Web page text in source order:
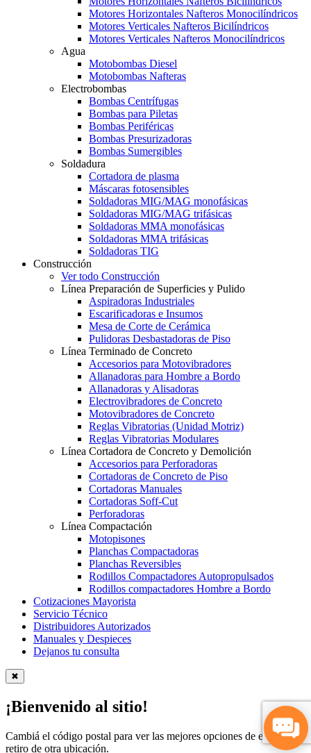
Motores Horizontales Nafteros Monocilíndricos
Motores Verticales Nafteros Bicilíndricos
Motores Verticales Nafteros Monocilíndricos
Agua
Motobombas Diesel
Motobombas Nafteras
Electrobombas
Bombas Centrífugas
Bombas para Piletas
Bombas Periféricas
Bombas Presurizadoras
Bombas Sumergibles
Soldadura
Cortadora de plasma
Máscaras fotosensibles
Soldadoras MIG/MAG monofásicas
Soldadoras MIG/MAG trifásicas
Soldadoras MMA monofásicas
Soldadoras MMA trifásicas
Soldadoras TIG
Construcción
Ver todo Construcción
Línea Preparación de Superficies y Pulido
Aspiradoras Industriales
Escarificadoras e Insumos
Mesa de Corte de Cerámica
Pulidoras Desbastadoras de Piso
Línea Terminado de Concreto
Accesorios para Motovibradores
Allanadoras para Hombre a Bordo
Allanadoras y Alisadoras
Electrovibradores de Concreto
Motovibradores de Concreto
Reglas Vibratorias (Unidad Motriz)
Reglas Vibratorias Modulares
Línea Cortadora de Concreto y Demolición
Accesorios para Perforadoras
Cortadoras de Concreto de Piso
Cortadoras Manuales
Cortadoras Soff-Cut
Perforadoras
Línea Compactación
Motopisones
Planchas Compactadoras
Planchas Reversibles
Rodillos Compactadores Autopropulsados
Rodillos compactadores Hombre a Bordo
Cotizaciones Mayorista
Servicio Técnico
Distribuidores Autorizados
Manuales y Despieces
Dejanos tu consulta
✖
¡Bienvenido al sitio!
Cambiá el código postal para ver las mejores opciones de envío y
retiro de otra ubicación.